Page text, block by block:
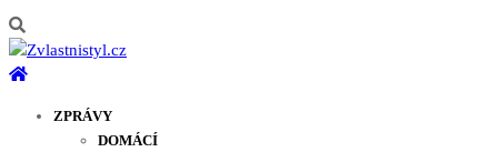
ZPRÁVY
DOMÁCÍ